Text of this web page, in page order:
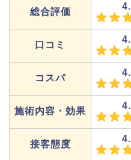
総合評価
口コミ
コスパ
施術内容・効果
接客態度